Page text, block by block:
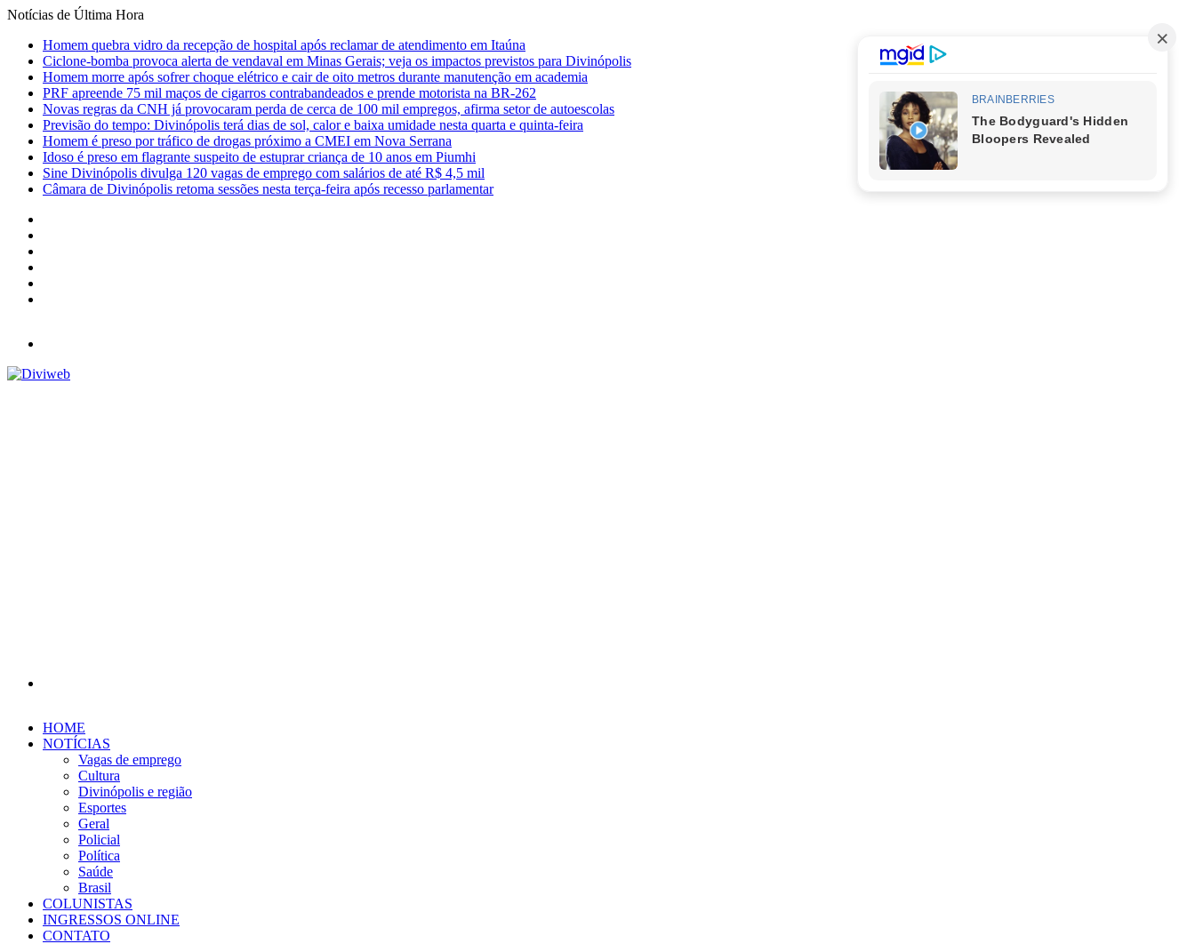
Notícias de Última Hora
Homem quebra vidro da recepção de hospital após reclamar de atendimento em Itaúna
Ciclone-bomba provoca alerta de vendaval em Minas Gerais; veja os impactos previstos para Divinópolis
Homem morre após sofrer choque elétrico e cair de oito metros durante manutenção em academia
PRF apreende 75 mil maços de cigarros contrabandeados e prende motorista na BR-262
Novas regras da CNH já provocaram perda de cerca de 100 mil empregos, afirma setor de autoescolas
Previsão do tempo: Divinópolis terá dias de sol, calor e baixa umidade nesta quarta e quinta-feira
Homem é preso por tráfico de drogas próximo a CMEI em Nova Serrana
Idoso é preso em flagrante suspeito de estuprar criança de 10 anos em Piumhi
Sine Divinópolis divulga 120 vagas de emprego com salários de até R$ 4,5 mil
Câmara de Divinópolis retoma sessões nesta terça-feira após recesso parlamentar
HOME
NOTÍCIAS
Vagas de emprego
Cultura
Divinópolis e região
Esportes
Geral
Policial
Política
Saúde
Brasil
COLUNISTAS
INGRESSOS ONLINE
CONTATO